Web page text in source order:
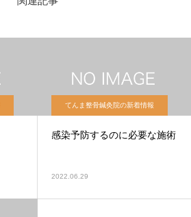
てんま整骨鍼灸院の新着情報
感染予防するのに必要な施術
2022.06.29